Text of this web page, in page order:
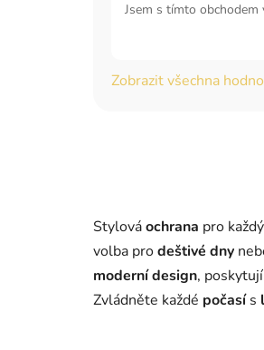
Jsem s tímto obchodem
Zobrazit všechna
Stylováochrana pro každý
volba prodeštivé dny
moderní design, poskytují
Zvládněte každé počasís